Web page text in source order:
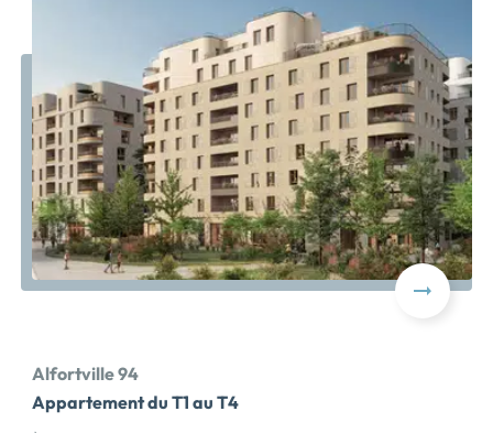
bords de Marne. Pour simplifier vos déplacements, la
ligne 8 du métro station « Ecole Vétérinaire » est à 12
minutes à pied** et vous permettra de rejoindre Paris
Bastille en 15 minutes**. En voiture, vous rejoindrez
Paris par la Porte d'Ivry en seulement 11min**. La
résidence à l'architecture contemporaine vous propose
des appartements du studio au 5 pièces duplex
s'ouvrant pour la plupart sur des loggias, balcons ou de
belles terrasses […] Voir le programme immobilier neuf
>>
Alfortville 94
Appartement du T1 au T4